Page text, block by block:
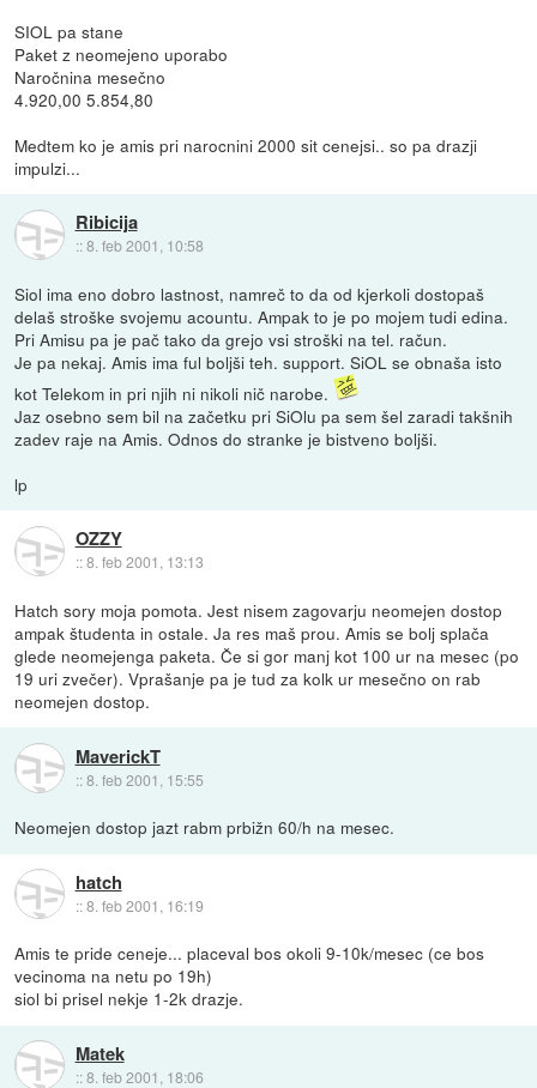
SIOL pa stane
Paket z neomejeno uporabo
Naročnina mesečno
4.920,00 5.854,80
Medtem ko je amis pri narocnini 2000 sit cenejsi.. so pa drazji
impulzi...
Ribicija
::8. feb 2001, 10:58
Siol ima eno dobro lastnost, namreč to da od kjerkoli dostopaš
delaš stroške svojemu acountu. Ampak to je po mojem tudi edina.
Pri Amisu pa je pač tako da grejo vsi stroški na tel. račun.
Je pa nekaj. Amis ima ful boljši teh. support. SiOL se obnaša isto
kot Telekom in pri njih ni nikoli nič narobe.
Jaz osebno sem bil na začetku pri SiOlu pa sem šel zaradi takšnih
zadev raje na Amis. Odnos do stranke je bistveno boljši.
lp
OZZY
::8. feb 2001, 13:13
Hatch sory moja pomota. Jest nisem zagovarju neomejen dostop
ampak študenta in ostale. Ja res maš prou. Amis se bolj splača
glede neomejenga paketa. Če si gor manj kot 100 ur na mesec (po
19 uri zvečer). Vprašanje pa je tud za kolk ur mesečno on rab
neomejen dostop.
MaverickT
::8. feb 2001, 15:55
Neomejen dostop jazt rabm prbižn 60/h na mesec.
hatch
::8. feb 2001, 16:19
Amis te pride ceneje... placeval bos okoli 9-10k/mesec (ce bos
vecinoma na netu po 19h)
siol bi prisel nekje 1-2k drazje.
Matek
::8. feb 2001, 18:06